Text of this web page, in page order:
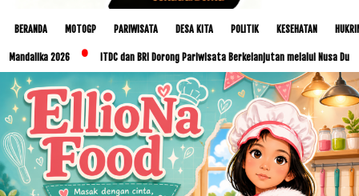
BERANDA MOTOGP PARIWISATA DESA KITA POLITIK KESEHATAN
2026 ITDC dan BRI Dorong Pariwisata Berkelanjutan melalui Nusa Dua Eco